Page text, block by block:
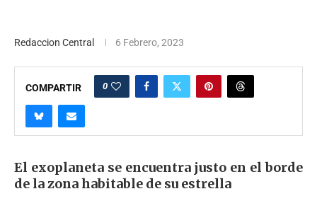
Redaccion Central 6 Febrero, 2023
COMPARTIR 0
El exoplaneta se encuentra justo en el borde
de la zona habitable de su estrella